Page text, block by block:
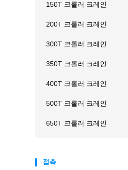
150T 크롤러 크레인
200T 크롤러 크레인
300T 크롤러 크레인
350T 크롤러 크레인
400T 크롤러 크레인
500T 크롤러 크레인
650T 크롤러 크레인
접촉